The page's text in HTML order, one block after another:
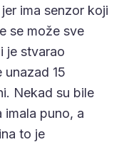
ima senzor koji
se može sve
je stvarao
15
Nekad su bile
imala puno, a
to je